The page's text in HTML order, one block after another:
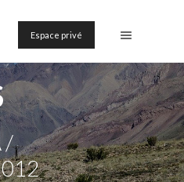
Espace privé
/